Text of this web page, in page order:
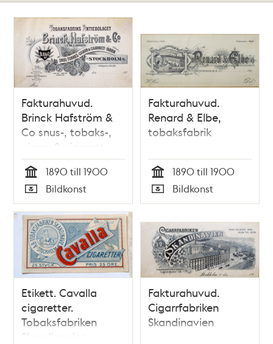
Fakturahuvud.
Brinck Hafström &
Co snus-, tobaks-,
cigarr & cigarett-
fabrik
Tid
1890 till 1900
Typ
Bildkonst
Fakturahuvud.
Renard & Elbe,
tobaksfabrik
Tid
1890 till 1900
Typ
Bildkonst
Etikett. Cavalla
cigaretter.
Tobaksfabriken
Skandinavien
Fakturahuvud.
Cigarrfabriken
Skandinavien